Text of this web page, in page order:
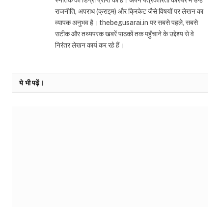
राजनीति, अपराध (क्राइम) और क्रिकेट जैसे विषयों पर लेखन का
व्यापक अनुभव है। thebegusarai.in पर सबसे पहले, सबसे
सटीक और तथ्यपरक खबरें पाठकों तक पहुँचाने के उद्देश्य से वे
निरंतर लेखन कार्य कर रहे हैं।
ये भी पढ़ें।